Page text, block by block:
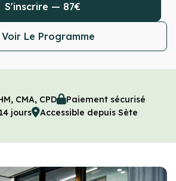
S'inscrire — 87€
Voir Le Programme
CMA, CPD
Paiement sécurisé
jours
Accessible depuis Sète